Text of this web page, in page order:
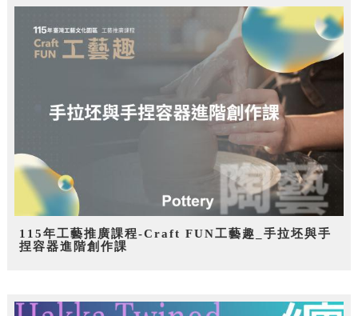
115年工藝推廣課程-Craft FUN工藝趣_手拉坯與手
捏容器進階創作課